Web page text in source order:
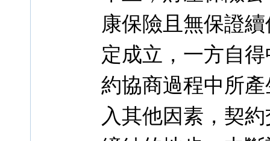
康保險且無保證
定成立，一方自
約協商過程中所
入其他因素，契